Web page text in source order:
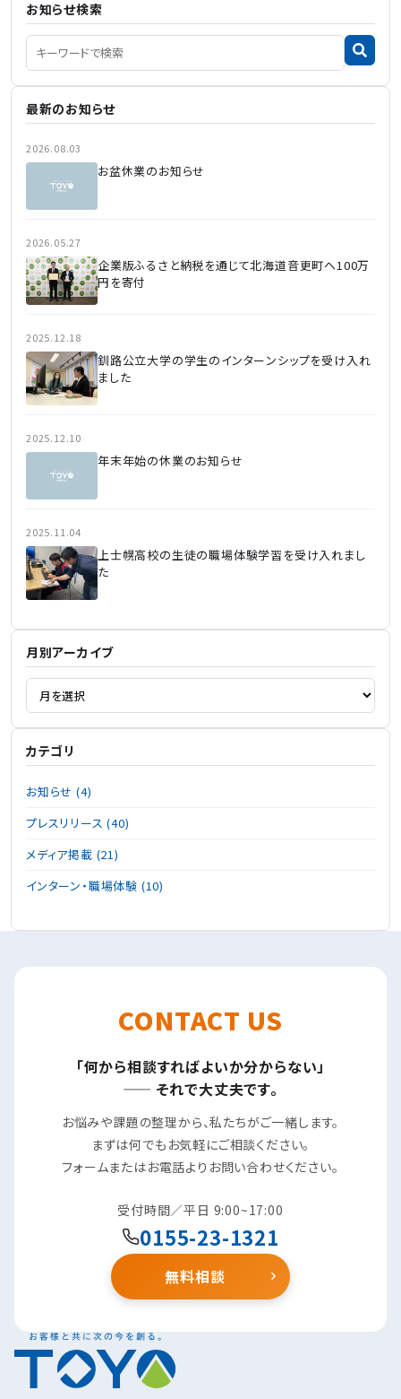
ジ
り
お知らせ検索
最新のお知らせ
2026.08.03
お盆休業のお知らせ
2026.05.27
企業版ふるさと納税を通じて北海道音更町へ100万
円を寄付
2025.12.18
釧路公立大学の学生のインターンシップを受け入れ
ました
2025.12.10
年末年始の休業のお知らせ
2025.11.04
上士幌高校の生徒の職場体験学習を受け入れまし
た
月別アーカイブ
カテゴリ
お知らせ (4)
プレスリリース (40)
メディア掲載 (21)
インターン・職場体験 (10)
CONTACT US
「何から相談すればよいか分からない」
—— それで大丈夫です。
お悩みや課題の整理から、私たちがご一緒します。
まずは何でもお気軽にご相談ください。
フォームまたはお電話よりお問い合わせください。
受付時間／平日 9:00~17:00
0155-23-1321
無料相談